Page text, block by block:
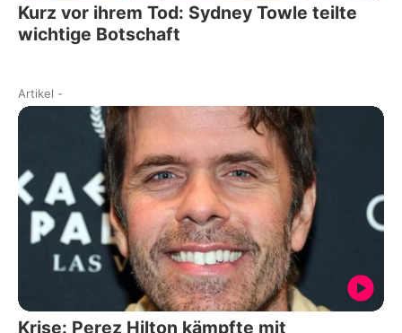
Kurz vor ihrem Tod: Sydney Towle teilte
wichtige Botschaft
Artikel -
Krise: Perez Hilton kämpfte mit